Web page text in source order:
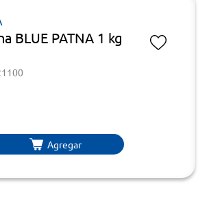
BLUE PATNA 1 kg
Agregar